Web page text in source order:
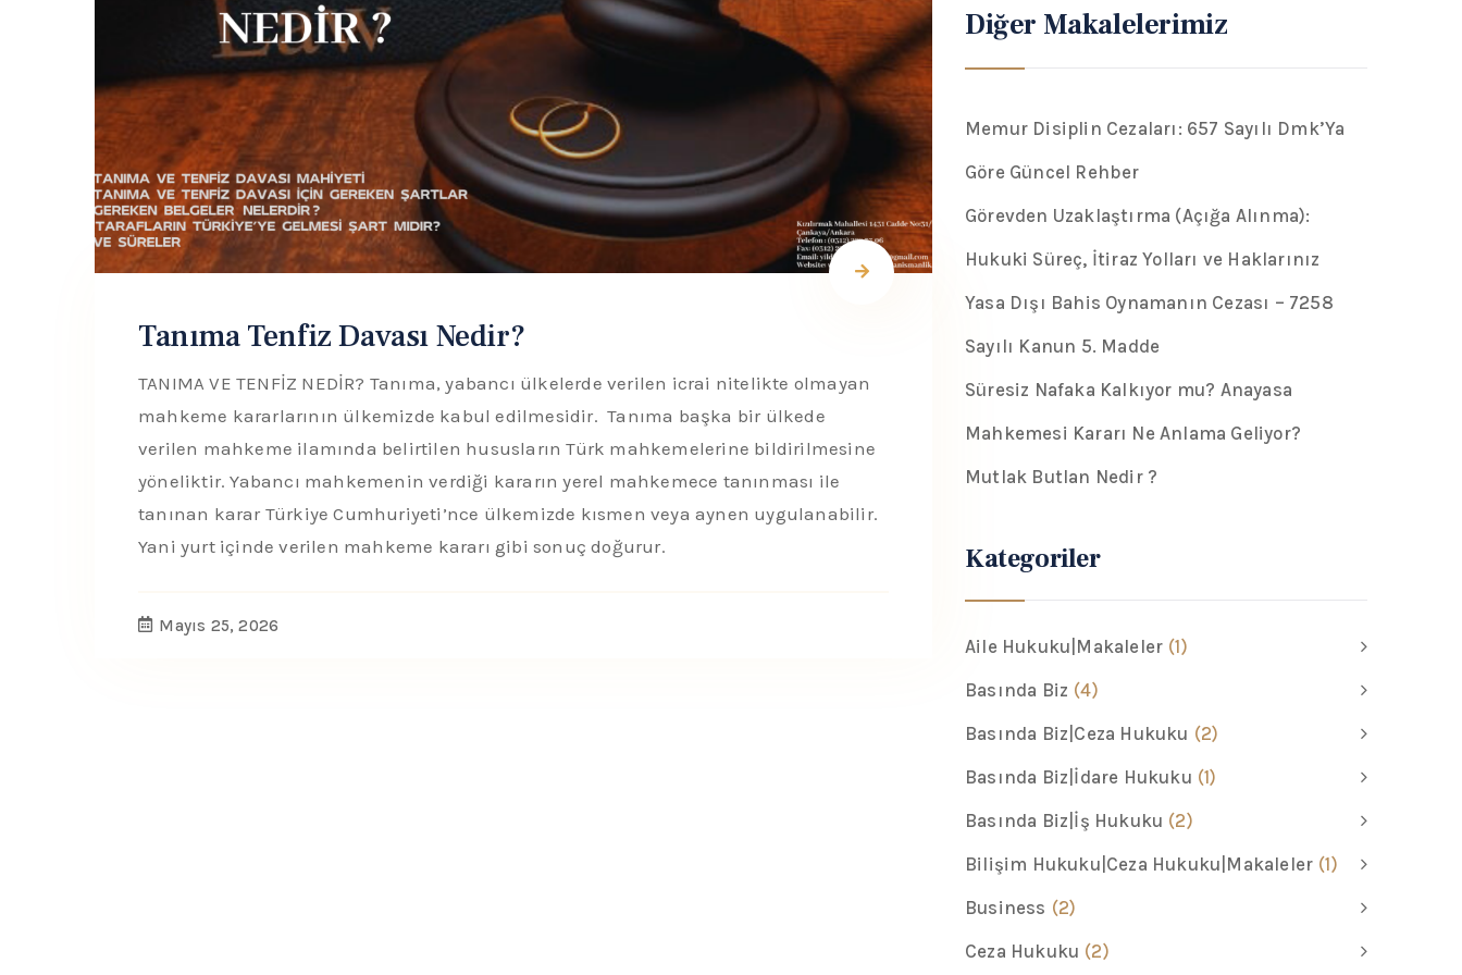
Tanıma Tenfiz Davası Nedir?
TANIMA VE TENFİZ NEDİR? Tanıma, yabancı ülkelerde verilen icrai nitelikte olmayan
mahkeme kararlarının ülkemizde kabul edilmesidir. Tanıma başka bir ülkede
verilen mahkeme ilamında belirtilen hususların Türk mahkemelerine bildirilmesine
yöneliktir. Yabancı mahkemenin verdiği kararın yerel mahkemece tanınması ile
tanınan karar Türkiye Cumhuriyeti’nce ülkemizde kısmen veya aynen uygulanabilir.
Yani yurt içinde verilen mahkeme kararı gibi sonuç doğurur.
Mayıs 25, 2026
Diğer Makalelerimiz
Memur Disiplin Cezaları: 657 Sayılı Dmk’Ya
Göre Güncel Rehber
Görevden Uzaklaştırma (Açığa Alınma):
Hukuki Süreç, İtiraz Yolları ve Haklarınız
Yasa Dışı Bahis Oynamanın Cezası – 7258
Sayılı Kanun 5. Madde
Süresiz Nafaka Kalkıyor mu? Anayasa
Mahkemesi Kararı Ne Anlama Geliyor?
Mutlak Butlan Nedir ?
Kategoriler
Aile Hukuku|Makaleler (1)
Basında Biz (4)
Basında Biz|Ceza Hukuku (2)
Basında Biz|İdare Hukuku (1)
Basında Biz|İş Hukuku (2)
Bilişim Hukuku|Ceza Hukuku|Makaleler (1)
Business (2)
Ceza Hukuku (2)